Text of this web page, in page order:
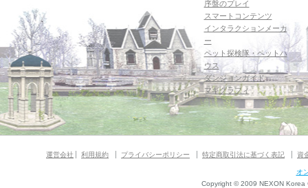
序盤のプレイ
スマートコンテンツ
インタラクションメーカ
ー
ペット探検隊・ペットハ
ウス
ダンジョンガイド
マギグラフィ
運営会社 利用規約 プライバシーポリシー 特定商取引法に基づく表記 資
オ
Copyright © 2009 NEXON Korea